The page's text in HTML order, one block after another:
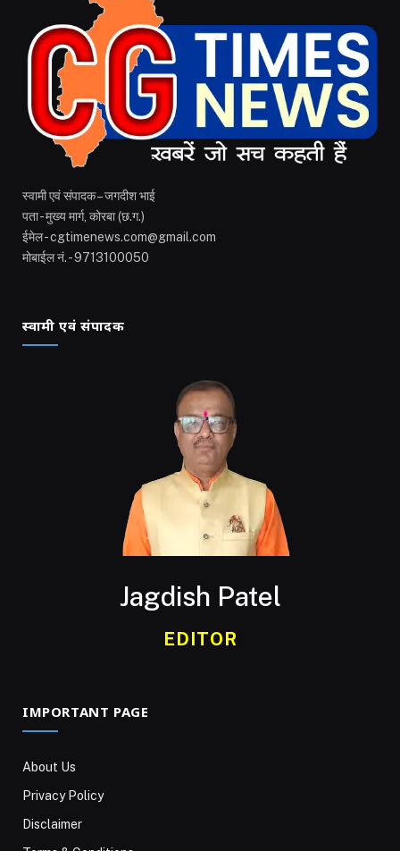
स्वामी एवं संपादक – जगदीश भाई
पता - मुख्य मार्ग, कोरबा (छ.ग.)
ईमेल - cgtimenews.com@gmail.com
मोबाईल नं. - 9713100050
स्वामी एवं संपादक
Jagdish Patel
EDITOR
IMPORTANT PAGE
About Us
Privacy Policy
Disclaimer